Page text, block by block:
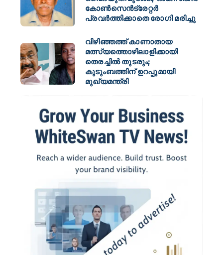
കോൺസെൻട്രേറ്റർ
പ്രവർത്തിക്കാതെ രോഗി മരിച്ചു
വിഴിഞ്ഞത്ത് കാണാതായ
മത്സ്യത്തൊഴിലാളിക്കായി
തെരച്ചിൽ തുടരും;
കുടുംബത്തിന് ഉറപ്പുമായി
മുഖ്യമന്ത്രി